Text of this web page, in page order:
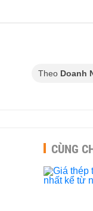
Theo Doanh
CÙNG